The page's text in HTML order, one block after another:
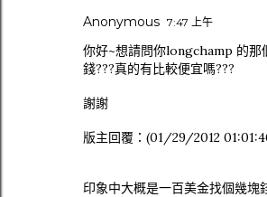
Anonymous 7:47 上午
你好~想請問你longchamp 的那
錢???真的有比較便宜嗎???
謝謝
版主回覆：(01/29/2012
印象中大概是一百美金找個幾塊